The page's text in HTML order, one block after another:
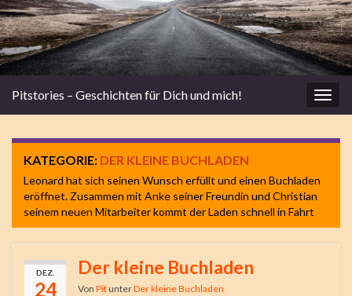
Pitstories – Geschichten für Dich und mich!
KATEGORIE: DER KLEINE BUCHLADEN
Leonard hat sich seinen Wunsch erfüllt und einen Buchladen
eröffnet. Zusammen mit Anke seiner Freundin und Christian
seinem neuen Mitarbeiter kommt der Laden schnell in Fahrt
DEZ.
24
Der kleine Buchladen
Von PitunterDer kleine Buchladen